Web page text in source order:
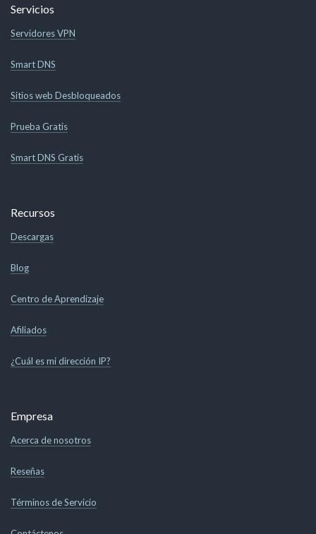
Servicios
Servidores VPN
Smart DNS
Sitios web Desbloqueados
Prueba Gratis
Smart DNS Gratis
Recursos
Descargas
Blog
Centro de Aprendizaje
Afiliados
¿Cuál es mi dirección IP?
Empresa
Acerca de nosotros
Reseñas
Términos de Servicio